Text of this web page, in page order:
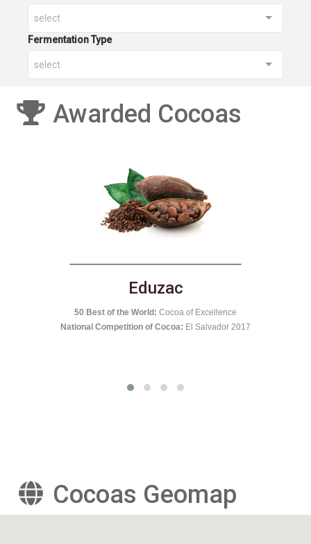
select
Fermentation Type
select
Awarded Cocoas
El Castillero
National Competition of Cocoa:Nicaragua 2016
Cocoas Geomap